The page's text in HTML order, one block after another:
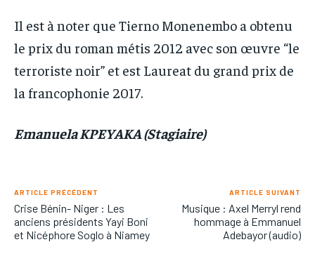
Il est à noter que Tierno Monenembo a obtenu
le prix du roman métis 2012 avec son œuvre “le
terroriste noir” et est Laureat du grand prix de
la francophonie 2017.
Emanuela KPEYAKA (Stagiaire)
ARTICLE PRÉCÉDENT
Crise Bénin- Niger : Les
anciens présidents Yayi Boni
et Nicéphore Soglo à Niamey
ARTICLE SUIVANT
Musique : Axel Merryl rend
hommage à Emmanuel
Adebayor (audio)